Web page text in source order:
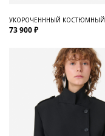
УКОРОЧЕНННЫЙ КОСТЮМНЫЙ
73 900 ₽